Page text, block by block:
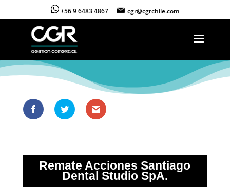
+56 9 6483 4867 cgr@cgrchile.com
Remate Acciones Santiago
Dental Studio SpA.